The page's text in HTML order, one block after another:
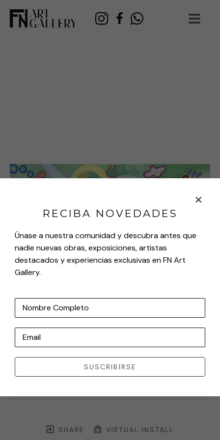
SHARE VIRTUAL INSTALL
RECIBA NOVEDADES
Únase a nuestra comunidad y descubra antes que
nadie nuevas obras, exposiciones, artistas
destacados y experiencias exclusivas en FN Art
Gallery.
Nombre Completo
Email
SUSCRIBIRSE